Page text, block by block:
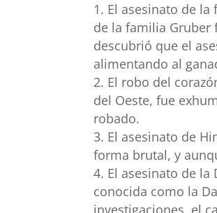
El asesinato de
de la familia Gruber
descubrió que el
alimentando al
El robo del
del Oeste, fue
robado.
El asesinato de
forma brutal, y
El asesinato de la
conocida como la